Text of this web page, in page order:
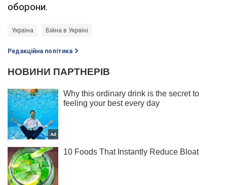
оборони.
Україна Війна в Україні
Редакційна політика